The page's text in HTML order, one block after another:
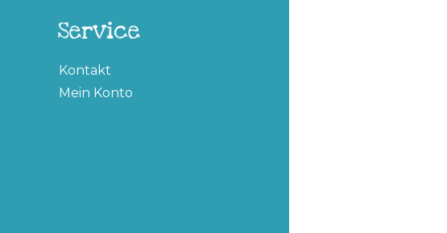
Service
Kontakt
Mein Konto